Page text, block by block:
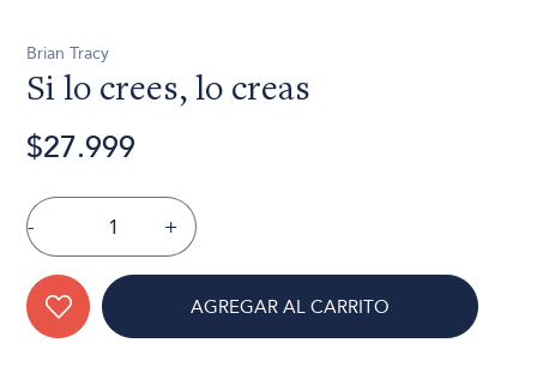
Brian Tracy
Si lo crees, lo creas
$27.999
- +
AGREGAR AL CARRITO